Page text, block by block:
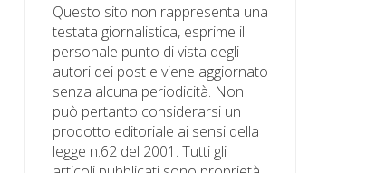
Questo sito non rappresenta una
testata giornalistica, esprime il
personale punto di vista degli
autori dei post e viene aggiornato
senza alcuna periodicità. Non
può pertanto considerarsi un
prodotto editoriale ai sensi della
legge n.62 del 2001. Tutti gli